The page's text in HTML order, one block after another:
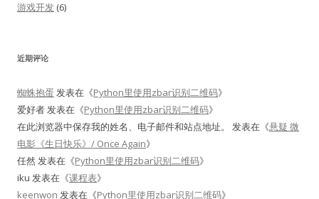
游戏开发 (6)
近期评论
蜘蛛抱蛋 发表在《Python里使用zbar识别二维码》
爱好者发表在《Python里使用zbar识别二维码》
在此浏览器中保存我的姓名、电子邮件和站点地址。
发表在《悬疑 微
电影《生日快乐》/ Once Again》
任然 发表在《Python里使用zbar识别二维码》
iku 发表在《课程表》
keenwon 发表在《Python里使用zbar识别二维码》